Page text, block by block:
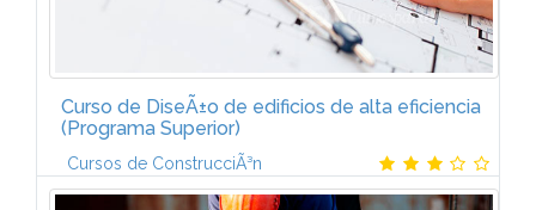
Curso de DiseÃ±o de edificios de alta eficiencia
(Programa Superior)
Cursos de ConstrucciÃ³n